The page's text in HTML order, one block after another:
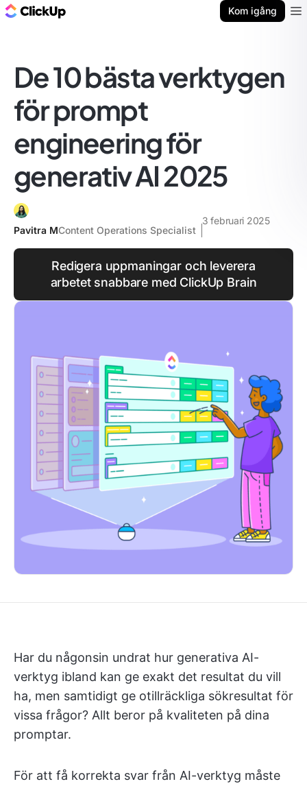
Kom igång
De 10 bästa verktygen
för prompt
engineering för
generativ AI 2025
Pavitra MContent Operations Specialist
3 februari 2025
Redigera uppmaningar och leverera
arbetet snabbare med ClickUp Brain
Har du någonsin undrat hur generativa AI-
verktyg ibland kan ge exakt det resultat du vill
ha, men samtidigt ge otillräckliga sökresultat för
vissa frågor? Allt beror på kvaliteten på dina
promptar.
För att få korrekta svar från AI-verktyg måste